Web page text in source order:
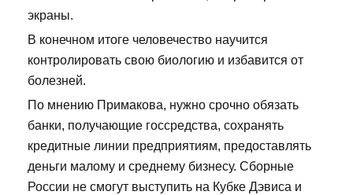
экраны.
В конечном итоге человечество научится
контролировать свою биологию и избавится от
болезней.
По мнению Примакова, нужно срочно обязать
банки, получающие госсредства, сохранять
кредитные линии предприятиям, предоставлять
деньги малому и среднему бизнесу. Сборные
России не смогут выступить на Кубке Дэвиса и